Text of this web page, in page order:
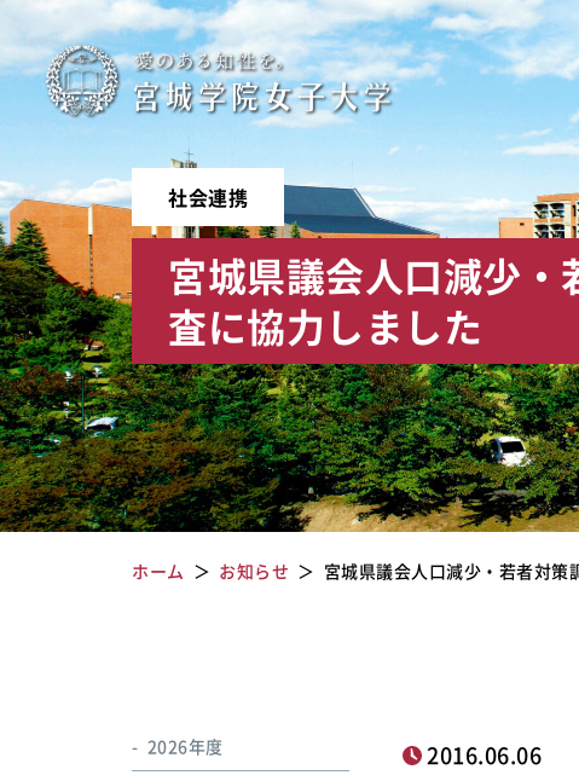
宮
城
学
院
女
子
大
学
社会連携
宮城県議会人口減少
査に協力しました
ホーム お知らせ 宮城県議会人口減少・若者対
2016.06.06
2026年度